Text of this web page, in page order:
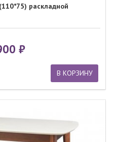
раскладной
В КОРЗИНУ